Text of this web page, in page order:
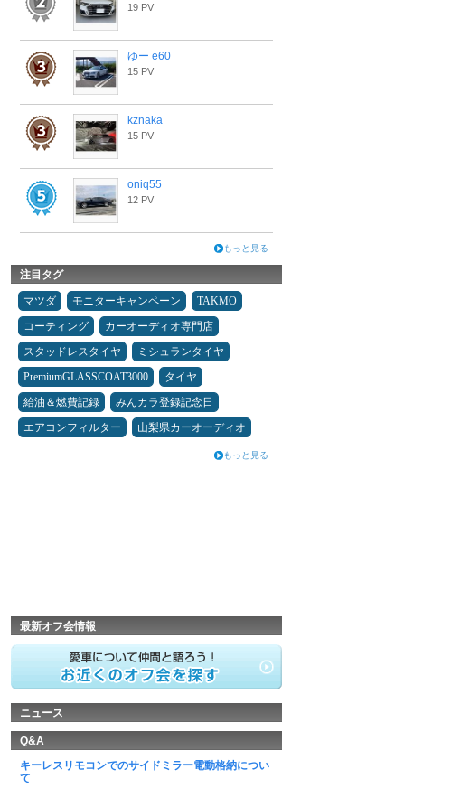
19 PV
ゆー e60
15 PV
kznaka
15 PV
oniq55
12 PV
もっと見る
注目タグ
マツダ モニターキャンペーン
TAKMO
コーティング
カーオーディオ専門店
スタッドレスタイヤ
ミシュランタイヤ
PremiumGLASSCOAT3000
タイヤ
給油＆燃費記録
みんカラ登録記念日
エアコンフィルター
山梨県カーオーディオ
もっと見る
最新オフ会情報
ニュース
Q&A
キーレスリモコンでのサイドミラー電動格納につい
て